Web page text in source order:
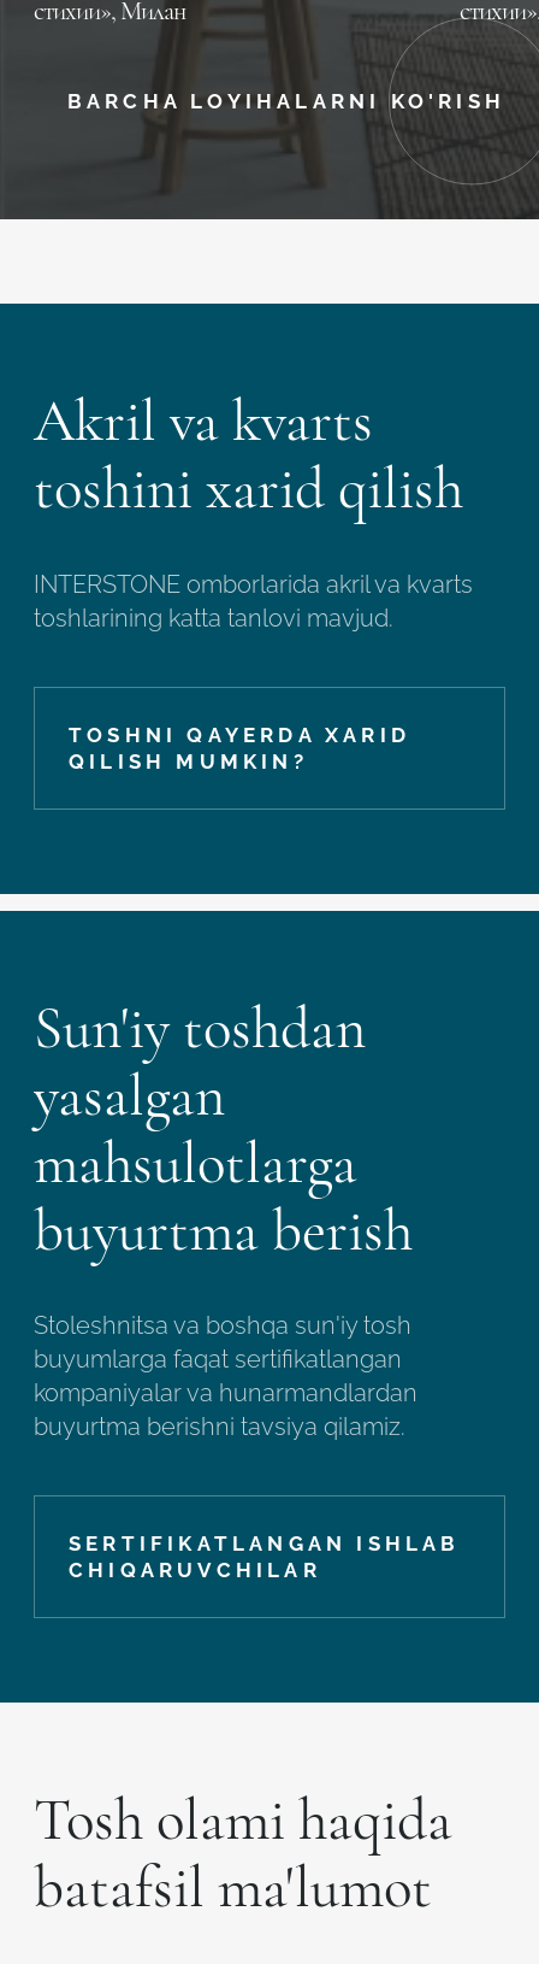
стихии», Милан
BARCHA LOYIHALARNI KO'RISH
Akril va kvarts
toshini xarid qilish
INTERSTONE omborlarida akril va kvarts
toshlarining katta tanlovi mavjud.
TOSHNI QAYERDA XARID
QILISH MUMKIN?
Sun'iy toshdan
yasalgan
mahsulotlarga
buyurtma berish
Stoleshnitsa va boshqa sun'iy tosh
buyumlarga faqat sertifikatlangan
kompaniyalar va hunarmandlardan
buyurtma berishni tavsiya qilamiz.
SERTIFIKATLANGAN ISHLAB
CHIQARUVCHILAR
Tosh olami haqida
batafsil ma'lumot